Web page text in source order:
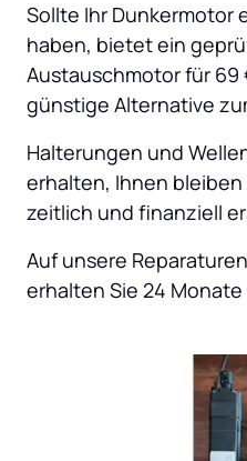
Sollte Ihr Dunkermotor
haben, bietet ein
Austauschmotor für
günstige Alternative
Halterungen und
erhalten, Ihnen
zeitlich und finanziell
Auf unsere
erhalten Sie 24 Monate